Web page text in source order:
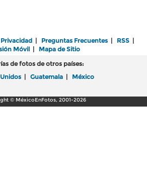
Privacidad | Preguntas Frecuentes | RSS |
Móvil| Mapa de Sitio
de fotos de otros países:
| Guatemala | México
© MéxicoEnFotos, 2001-2026